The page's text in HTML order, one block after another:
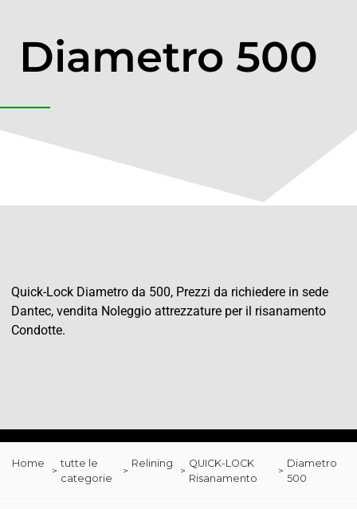
Diametro 500
Quick-Lock Diametro da 500, Prezzi da richiedere in sede
Dantec, vendita Noleggio attrezzature per il risanamento
Condotte.
Home
tutte le
categorie
Relining
QUICK-LOCK
Risanamento
Diametro
500